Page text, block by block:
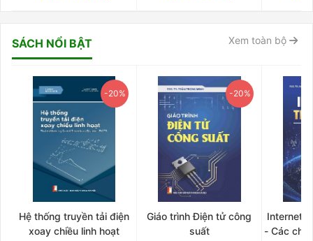
SÁCH NỔI BẬT Xem toàn bộ
-20%
Hệ thống truyền tải điện
xoay chiều linh hoạt
-20%
Giáo trình Điện tử công
suất
Internet
- Các